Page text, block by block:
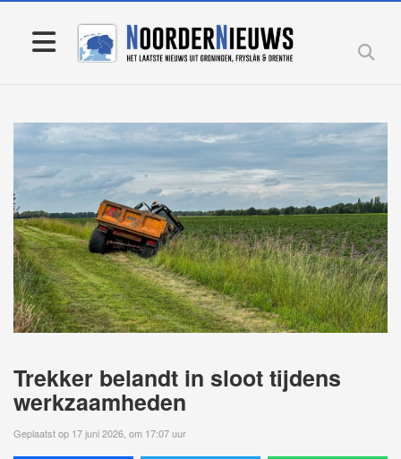
Trekker belandt in sloot tijdens
werkzaamheden
Geplaatst op 17 juni 2026, om 17:07 uur